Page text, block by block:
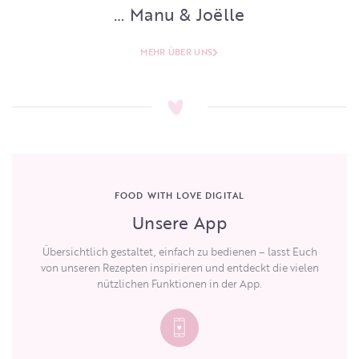
… Manu & Joëlle
MEHR ÜBER UNS
FOOD WITH LOVE DIGITAL
Unsere App
Übersichtlich gestaltet, einfach zu bedienen – lasst Euch
von unseren Rezepten inspirieren und entdeckt die vielen
nützlichen Funktionen in der App.